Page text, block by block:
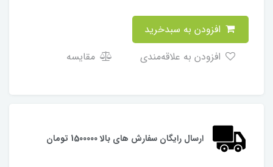
مقایسه
ارسال رایگان سفارش های بالا 1500000 تومان